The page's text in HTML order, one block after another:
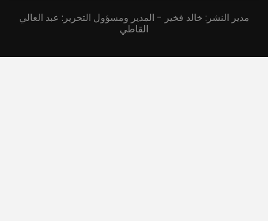
مدير النشر: خالد فخير - المدير ومسؤول التحرير: عبد العالي
القاطي